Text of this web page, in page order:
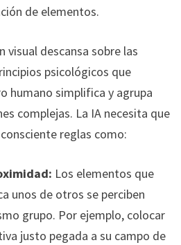
de elementos.
visual descansa sobre las
psicológicos que
humano simplifica y agrupa
complejas. La IA necesita que
reglas como:
Los elementos que
unos de otros se perciben
grupo. Por ejemplo, colocar
justo pegada a su campo de